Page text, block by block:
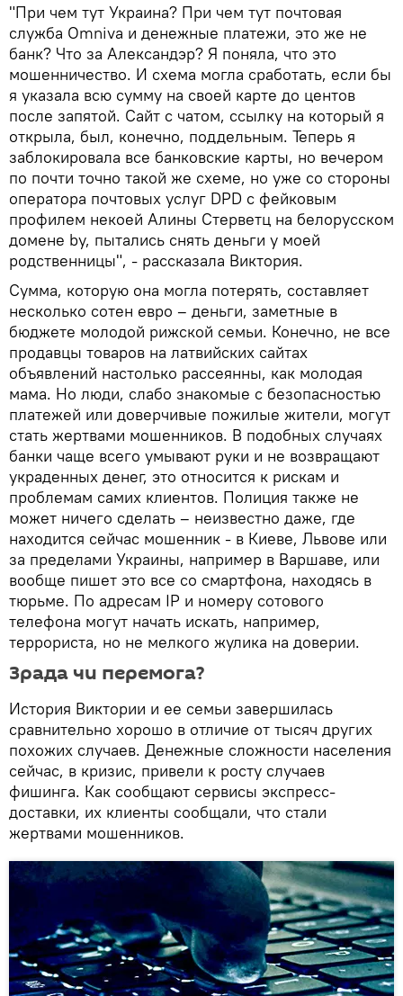
"При чем тут Украина? При чем тут почтовая
служба Omniva и денежные платежи, это же не
банк? Что за Александэр? Я поняла, что это
мошенничество. И схема могла сработать, если бы
я указала всю сумму на своей карте до центов
после запятой. Сайт с чатом, ссылку на который я
открыла, был, конечно, поддельным. Теперь я
заблокировала все банковские карты, но вечером
по почти точно такой же схеме, но уже со стороны
оператора почтовых услуг DPD с фейковым
профилем некоей Алины Стерветц на белорусском
домене by, пытались снять деньги у моей
родственницы", - рассказала Виктория.
Сумма, которую она могла потерять, составляет
несколько сотен евро – деньги, заметные в
бюджете молодой рижской семьи. Конечно, не все
продавцы товаров на латвийских сайтах
объявлений настолько рассеянны, как молодая
мама. Но люди, слабо знакомые с безопасностью
платежей или доверчивые пожилые жители, могут
стать жертвами мошенников. В подобных случаях
банки чаще всего умывают руки и не возвращают
украденных денег, это относится к рискам и
проблемам самих клиентов. Полиция также не
может ничего сделать – неизвестно даже, где
находится сейчас мошенник - в Киеве, Львове или
за пределами Украины, например в Варшаве, или
вообще пишет это все со смартфона, находясь в
тюрьме. По адресам IP и номеру сотового
телефона могут начать искать, например,
террориста, но не мелкого жулика на доверии.
Зрада чи перемога?
История Виктории и ее семьи завершилась
сравнительно хорошо в отличие от тысяч других
похожих случаев. Денежные сложности населения
сейчас, в кризис, привели к росту случаев
фишинга. Как сообщают сервисы экспресс-
доставки, их клиенты сообщали, что стали
жертвами мошенников.